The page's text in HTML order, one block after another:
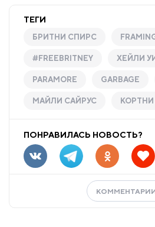
ТЕГИ
БРИТНИ СПИРС
#FREEBRITNEY ХЕЙЛИ
PARAMORE GARBAGE
МАЙЛИ САЙРУС КОРТНИ
ПОНРАВИЛАСЬ НОВОСТЬ?